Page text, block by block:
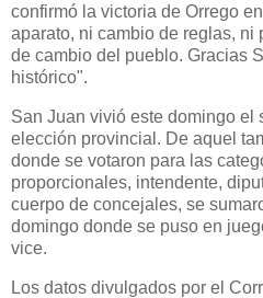
confirmó la victoria de Orrego
aparato, ni cambio de reglas, ni
de cambio del pueblo. Gracias
histórico".
San Juan vivió este domingo el
elección provincial. De aquel
donde se votaron para las
proporcionales, intendente,
cuerpo de concejales, se
domingo donde se puso en
vice.
Los datos divulgados por el